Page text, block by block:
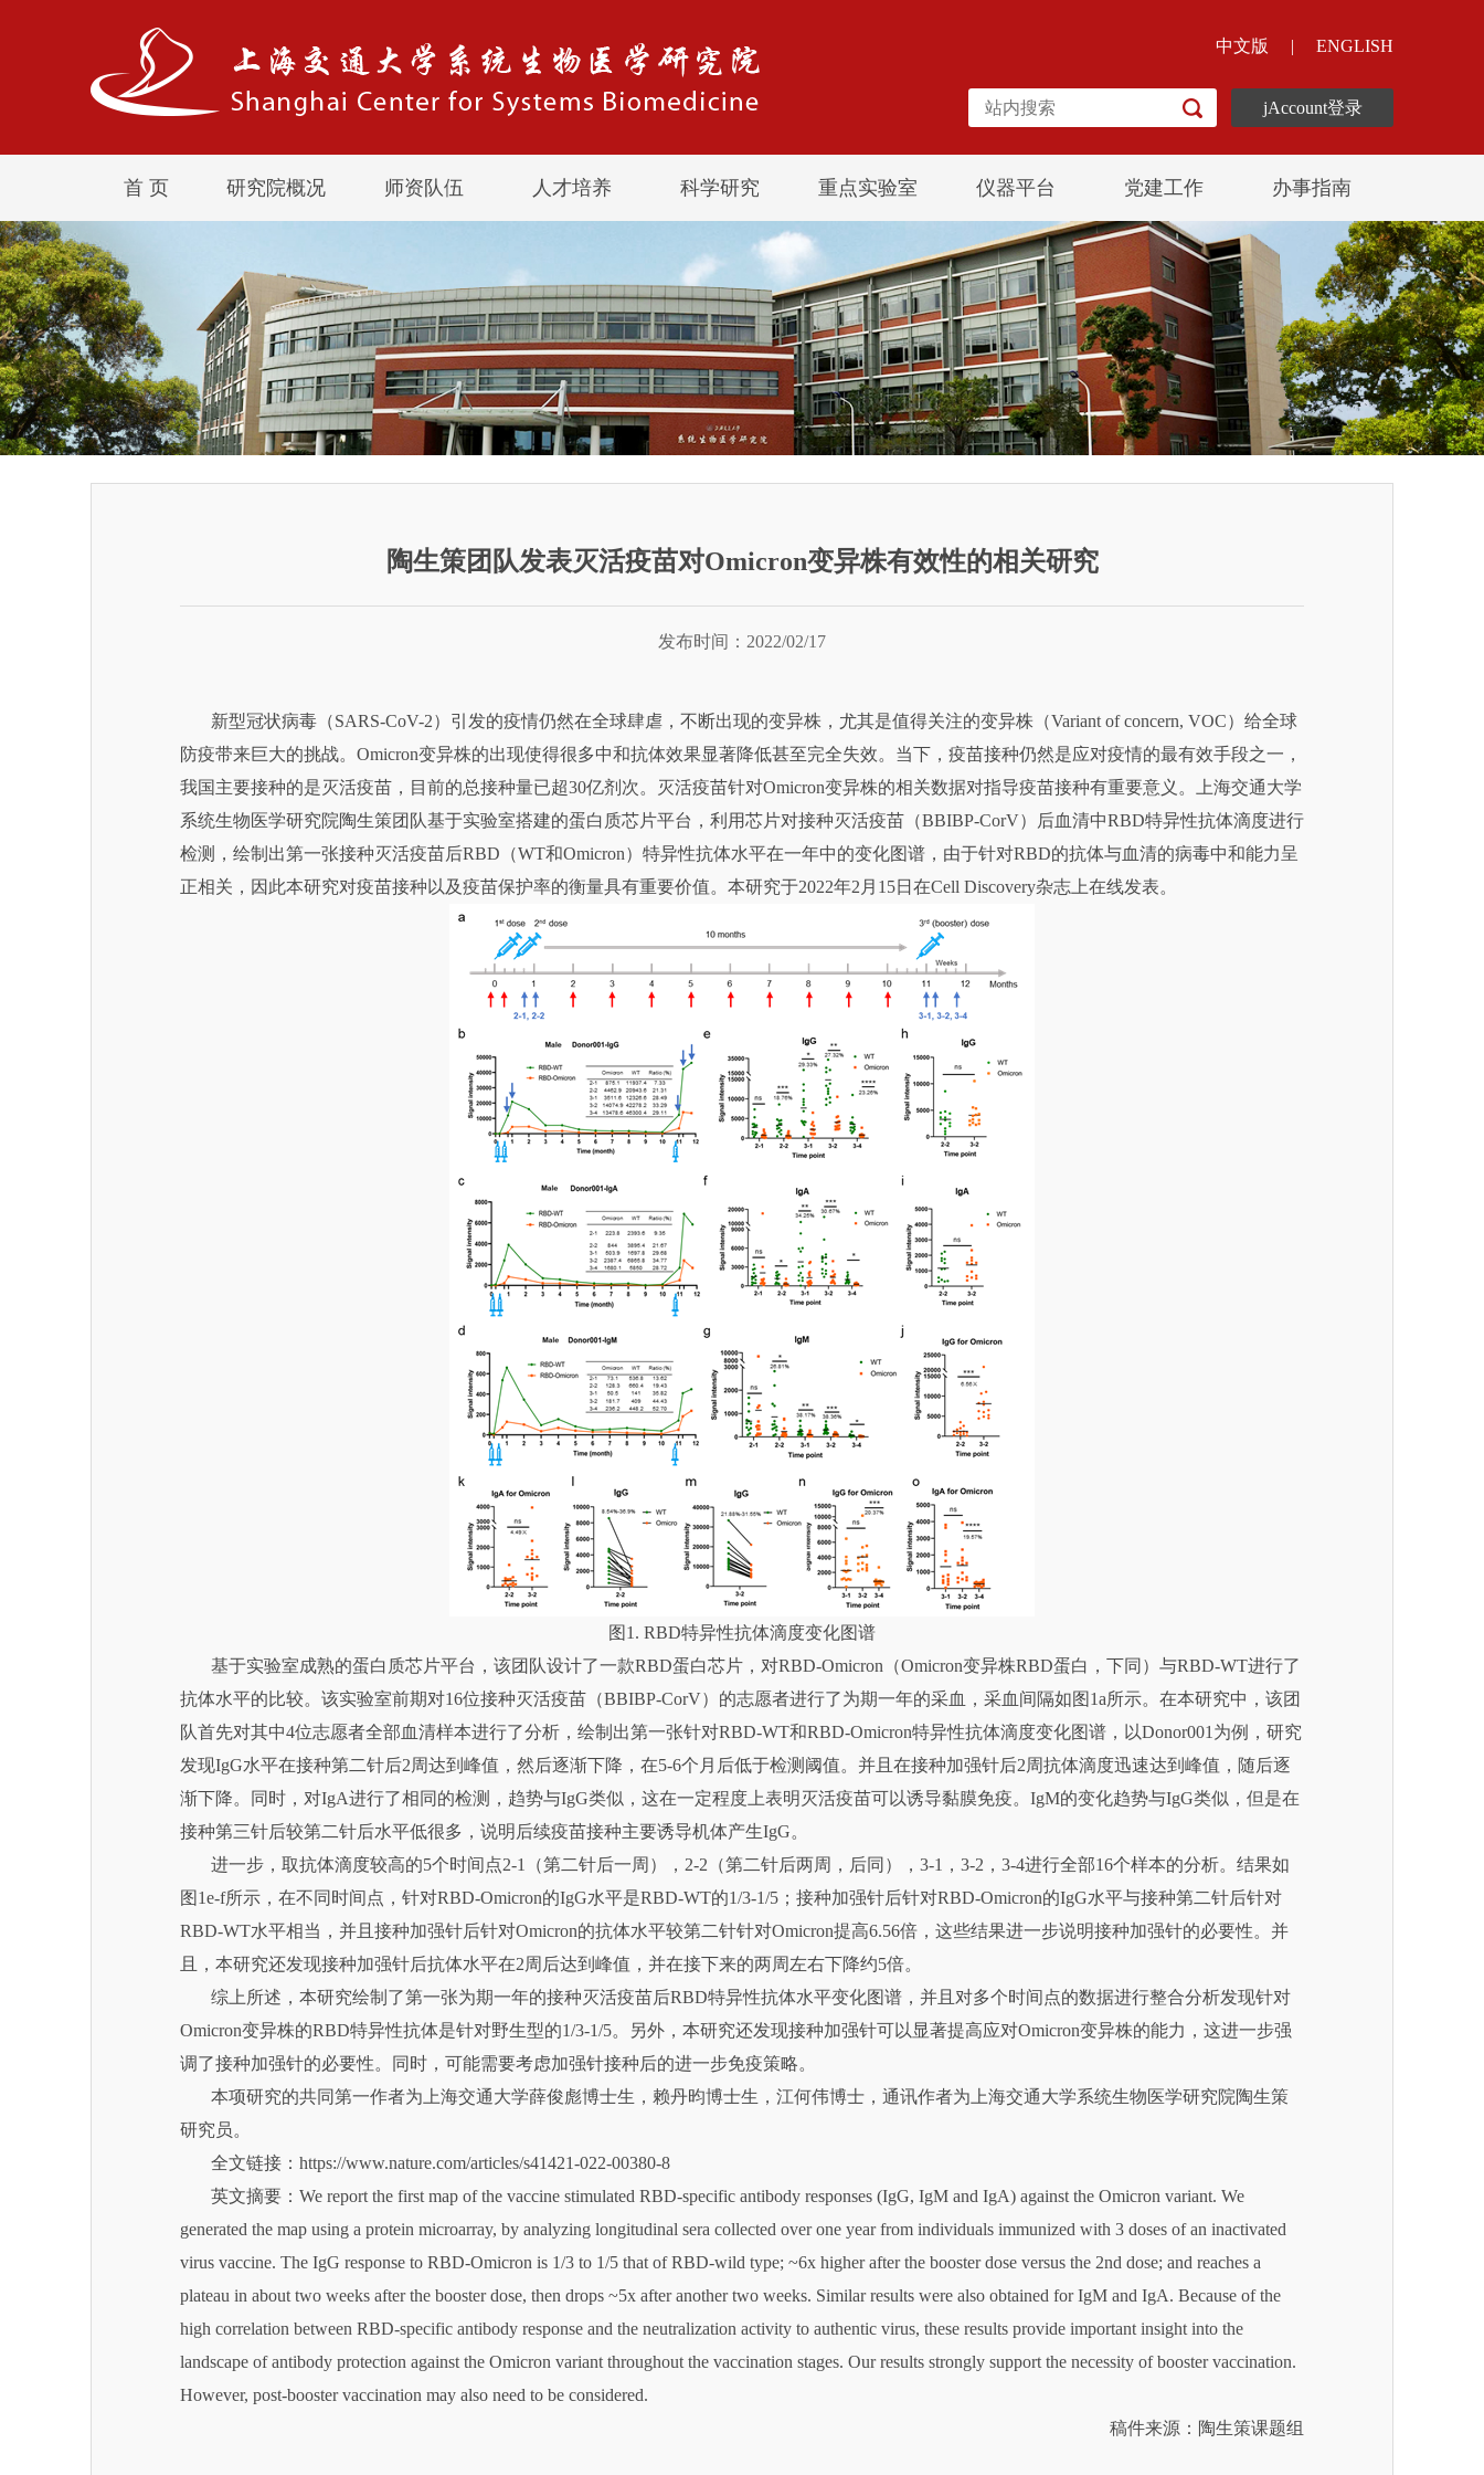
中文版 | ENGLISH
jAccount登录
首 页 研究院概况 师资队伍 人才培养 科学研究 重点实验室 仪器平台 党建工作 办事指南
陶生策团队发表灭活疫苗对Omicron变异株有效性的相关研究
发布时间：2022/02/17
新型冠状病毒（SARS-CoV-2）引发的疫情仍然在全球肆虐，不断出现的变异株，尤其是值得关注的变异株（Variant of concern, VOC）给全球
防疫带来巨大的挑战。Omicron变异株的出现使得很多中和抗体效果显著降低甚至完全失效。当下，疫苗接种仍然是应对疫情的最有效手段之一，
我国主要接种的是灭活疫苗，目前的总接种量已超30亿剂次。灭活疫苗针对Omicron变异株的相关数据对指导疫苗接种有重要意义。上海交通大学
系统生物医学研究院陶生策团队基于实验室搭建的蛋白质芯片平台，利用芯片对接种灭活疫苗（BBIBP-CorV）后血清中RBD特异性抗体滴度进行
检测，绘制出第一张接种灭活疫苗后RBD（WT和Omicron）特异性抗体水平在一年中的变化图谱，由于针对RBD的抗体与血清的病毒中和能力呈
正相关，因此本研究对疫苗接种以及疫苗保护率的衡量具有重要价值。本研究于2022年2月15日在Cell Discovery杂志上在线发表。
图1. RBD特异性抗体滴度变化图谱
基于实验室成熟的蛋白质芯片平台，该团队设计了一款RBD蛋白芯片，对RBD-Omicron（Omicron变异株RBD蛋白，下同）与RBD-WT进行了
抗体水平的比较。该实验室前期对16位接种灭活疫苗（BBIBP-CorV）的志愿者进行了为期一年的采血，采血间隔如图1a所示。在本研究中，该团
队首先对其中4位志愿者全部血清样本进行了分析，绘制出第一张针对RBD-WT和RBD-Omicron特异性抗体滴度变化图谱，以Donor001为例，研究
发现IgG水平在接种第二针后2周达到峰值，然后逐渐下降，在5-6个月后低于检测阈值。并且在接种加强针后2周抗体滴度迅速达到峰值，随后逐
渐下降。同时，对IgA进行了相同的检测，趋势与IgG类似，这在一定程度上表明灭活疫苗可以诱导黏膜免疫。IgM的变化趋势与IgG类似，但是在
接种第三针后较第二针后水平低很多，说明后续疫苗接种主要诱导机体产生IgG。
进一步，取抗体滴度较高的5个时间点2-1（第二针后一周），2-2（第二针后两周，后同），3-1，3-2，3-4进行全部16个样本的分析。结果如
图1e-f所示，在不同时间点，针对RBD-Omicron的IgG水平是RBD-WT的1/3-1/5；接种加强针后针对RBD-Omicron的IgG水平与接种第二针后针对
RBD-WT水平相当，并且接种加强针后针对Omicron的抗体水平较第二针针对Omicron提高6.56倍，这些结果进一步说明接种加强针的必要性。并
且，本研究还发现接种加强针后抗体水平在2周后达到峰值，并在接下来的两周左右下降约5倍。
综上所述，本研究绘制了第一张为期一年的接种灭活疫苗后RBD特异性抗体水平变化图谱，并且对多个时间点的数据进行整合分析发现针对
Omicron变异株的RBD特异性抗体是针对野生型的1/3-1/5。另外，本研究还发现接种加强针可以显著提高应对Omicron变异株的能力，这进一步强
调了接种加强针的必要性。同时，可能需要考虑加强针接种后的进一步免疫策略。
本项研究的共同第一作者为上海交通大学薛俊彪博士生，赖丹昀博士生，江何伟博士，通讯作者为上海交通大学系统生物医学研究院陶生策
研究员。
全文链接：https://www.nature.com/articles/s41421-022-00380-8
英文摘要：We report the first map of the vaccine stimulated RBD-specific antibody responses (IgG, IgM and IgA) against the Omicron variant. We
generated the map using a protein microarray, by analyzing longitudinal sera collected over one year from individuals immunized with 3 doses of an inactivated
virus vaccine. The IgG response to RBD-Omicron is 1/3 to 1/5 that of RBD-wild type; ~6x higher after the booster dose versus the 2nd dose; and reaches a
plateau in about two weeks after the booster dose, then drops ~5x after another two weeks. Similar results were also obtained for IgM and IgA. Because of the
high correlation between RBD-specific antibody response and the neutralization activity to authentic virus, these results provide important insight into the
landscape of antibody protection against the Omicron variant throughout the vaccination stages. Our results strongly support the necessity of booster vaccination.
However, post-booster vaccination may also need to be considered.
稿件来源：陶生策课题组